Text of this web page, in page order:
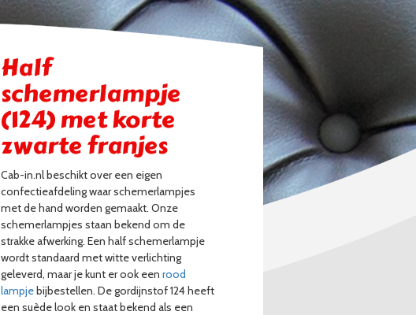
Half
schemerlampje
(124) met korte
zwarte franjes
Cab-in.nl beschikt over een eigen
confectieafdeling waar schemerlampjes
met de hand worden gemaakt. Onze
schemerlampjes staan bekend om de
strakke afwerking. Een half schemerlampje
wordt standaard met witte verlichting
geleverd, maar je kunt er ook een rood
lampjebijbestellen. De gordijnstof 124 heeft
een suède look en staat bekend als een